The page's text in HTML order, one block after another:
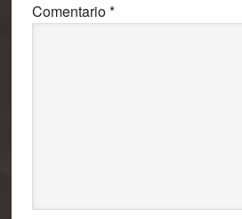
Comentario*